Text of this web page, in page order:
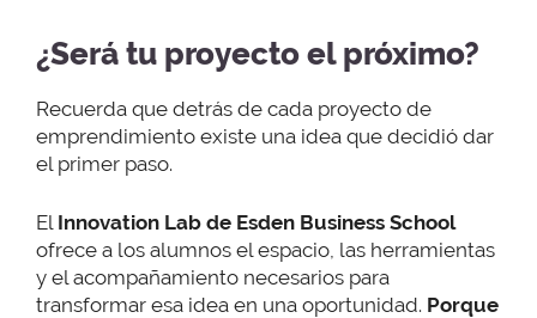
¿Será tu proyecto el próximo?
Recuerda que detrás de cada proyecto de
emprendimiento existe una idea que decidió dar
el primer paso.
El Innovation Lab de Esden Business School
ofrece a los alumnos el espacio, las herramientas
y el acompañamiento necesarios para
transformar esa idea en una oportunidad. Porque